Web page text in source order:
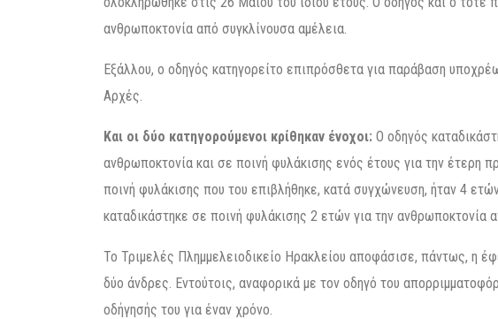
ανθρωποκτονία από συγκλίνουσα αμέλεια.
Εξάλλου, ο οδηγός κατηγορείτο επιπρόσθετα για παράβαση
Αρχές.
Και οι δύο κατηγορούμενοι κρίθηκαν ένοχοι: Ο οδηγός
ανθρωποκτονία και σε ποινή φυλάκισης ενός έτους για την έτερη
ποινή φυλάκισης που του επιβλήθηκε, κατά συγχώνευση, ήταν 4
καταδικάστηκε σε ποινή φυλάκισης 2 ετών για την ανθρωποκτονία
Το Τριμελές Πλημμελειοδικείο Ηρακλείου αποφάσισε, πάντως, η
δύο άνδρες. Εντούτοις, αναφορικά με τον οδηγό του
οδήγησής του για έναν χρόνο.